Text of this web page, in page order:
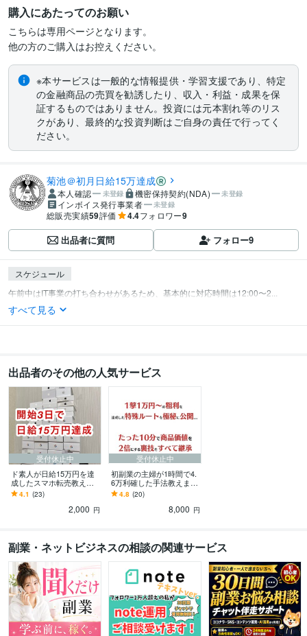
購入にあたってのお願い
こちらは専用ページとなります。
※本サービスは一般的な情報提供・学習支援であり、特定
の金融商品の売買を勧誘したり、収入・利益・成果を保
証するものではありません。投資には元本割れ等のリス
クがあり、最終的な投資判断はご自身の責任で行ってく
ださい。
菊池＠初月日給15万達成
本人確認 未登録 機密保持契約(NDA) 未登録
インボイス発行事業者 未登録
総販売実績59評価 4.4フォロワー9
出品者に質問 フォロー9
スケジュール
午前中はIT事業の打ち合わせがあるため、基本的に対応時間は12:00〜2...
すべて見る
出品者のその他の人気サービス
受付休止中
ド素人が日給15万円を達
成したスマホ転売教えま
す ”月3時間”ほど時間確保
できれば初月3万円〜は約
4.1 (23)
2,000 円
受付休止中
初副業の主婦が1時間で4.
6万利確した手法教えます
30%OFF！販売実績確保
のため1.3万円⇒8千円で
4.8 (20)
8,000 円
副業・ネットビジネスの相談の関連サービス